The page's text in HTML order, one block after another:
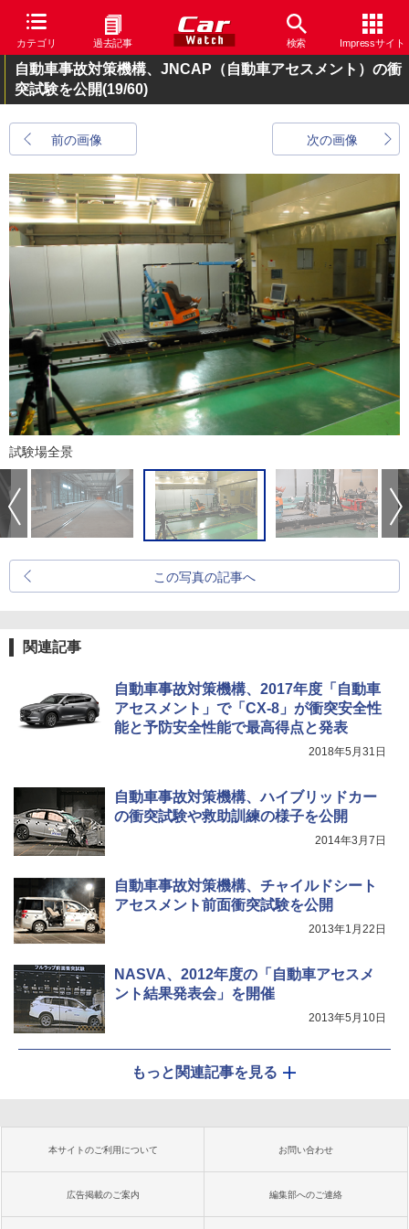
カテゴリ 過去記事 検索 Impressサイト
自動車事故対策機構、JNCAP（自動車アセスメント）の衝
突試験を公開(19/60)
前の画像 次の画像
試験場全景
この写真の記事へ
関連記事
自動車事故対策機構、2017年度「自動車
アセスメント」で「CX-8」が衝突安全性
能と予防安全性能で最高得点と発表
2018年5月31日
自動車事故対策機構、ハイブリッドカー
の衝突試験や救助訓練の様子を公開
2014年3月7日
自動車事故対策機構、チャイルドシート
アセスメント前面衝突試験を公開
2013年1月22日
NASVA、2012年度の「自動車アセスメ
ント結果発表会」を開催
2013年5月10日
もっと関連記事を見る
本サイトのご利用について お問い合わせ
広告掲載のご案内 編集部へのご連絡